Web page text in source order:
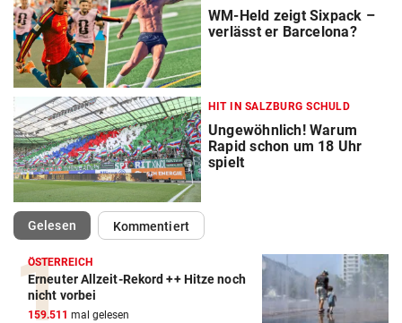
WM-Held zeigt Sixpack –
verlässt er Barcelona?
HIT IN SALZBURG SCHULD
Ungewöhnlich! Warum
Rapid schon um 18 Uhr
spielt
Gelesen(ausgewählt)Kommentiert
ÖSTERREICH
Erneuter Allzeit-Rekord ++ Hitze noch
nicht vorbei
159.511 mal gelesen
Action-Cam Vergleich